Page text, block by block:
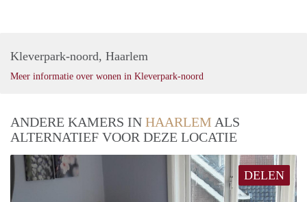
Kleverpark-noord, Haarlem
Meer informatie over wonen in Kleverpark-noord
ANDERE KAMERS IN HAARLEM ALS
ALTERNATIEF VOOR DEZE LOCATIE
DELEN